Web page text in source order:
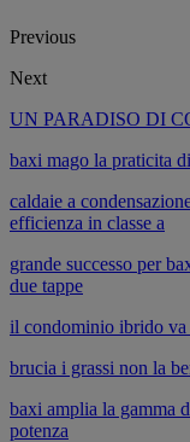
Previous
Next
UN PARADISO DI
baxi mago la praticita
caldaie a
efficienza in classe a
grande successo per
due tappe
il condominio ibrido va
brucia i grassi non la
baxi amplia la gamma
potenza